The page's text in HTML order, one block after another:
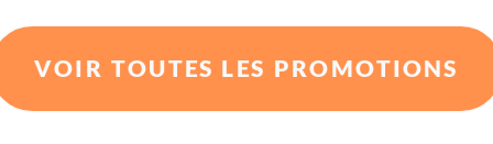
VOIR TOUTES LES PROMOTIONS